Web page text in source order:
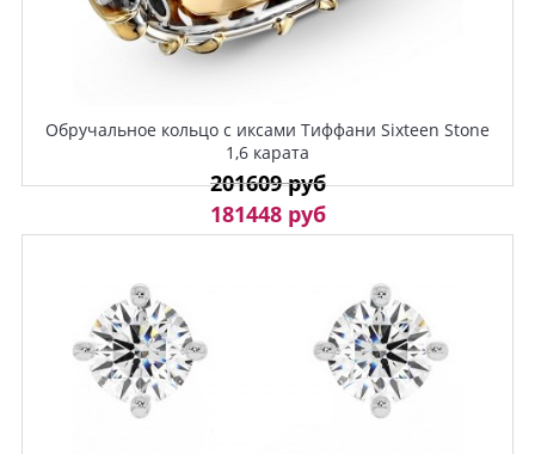
Обручальное кольцо с иксами Тиффани Sixteen Stone
1,6 карата
201609 руб
181448 руб